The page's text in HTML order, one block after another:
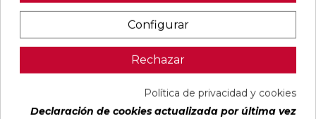
ALAPLANA
BODO
60X120
RECTIFICADO
/m²
(IVA
VERONA
WHITE MATE
RECTIFICADO
/m²
(IVA
KAWAII GREY
MATE
31,6X100
RECTIFICADO
91080491
34,49 €
/m²
(IVA
PALOMASTONE
WALL WHITE
RECTIFICADO
30,13 €
/m²
(IVA
Configurar
Rechazar
Política de privacidad y cookies
Declaración de cookies actualizada por última vez